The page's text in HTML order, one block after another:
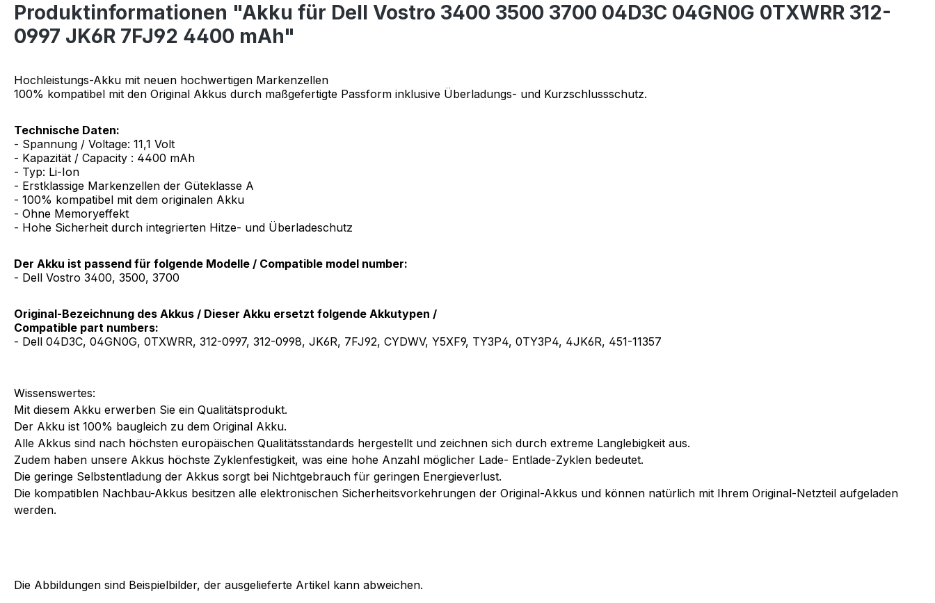
Produktinformationen "Akku für Dell Vostro 3400 3500 3700 04D3C 04GN0G 0TXWRR 312-
0997 JK6R 7FJ92 4400 mAh"
Hochleistungs-Akku mit neuen hochwertigen Markenzellen
100% kompatibel mit den Original Akkus durch maßgefertigte Passform inklusive Überladungs- und Kurzschlussschutz.
Technische Daten:
- Spannung / Voltage: 11,1 Volt
- Kapazität / Capacity : 4400 mAh
- Typ: Li-Ion
- Erstklassige Markenzellen der Güteklasse A
- 100% kompatibel mit dem originalen Akku
- Ohne Memoryeffekt
- Hohe Sicherheit durch integrierten Hitze- und Überladeschutz
Der Akku ist passend für folgende Modelle / Compatible model number:
- Dell Vostro 3400, 3500, 3700
Original-Bezeichnung des Akkus / Dieser Akku ersetzt folgende Akkutypen /
Compatible part numbers:
- Dell 04D3C, 04GN0G, 0TXWRR, 312-0997, 312-0998, JK6R, 7FJ92, CYDWV, Y5XF9, TY3P4, 0TY3P4, 4JK6R, 451-11357
Wissenswertes:
Mit diesem Akku erwerben Sie ein Qualitätsprodukt.
Der Akku ist 100% baugleich zu dem Original Akku.
Alle Akkus sind nach höchsten europäischen Qualitätsstandards hergestellt und zeichnen sich durch extreme Langlebigkeit aus.
Zudem haben unsere Akkus höchste Zyklenfestigkeit, was eine hohe Anzahl möglicher Lade- Entlade-Zyklen bedeutet.
Die geringe Selbstentladung der Akkus sorgt bei Nichtgebrauch für geringen Energieverlust.
Die kompatiblen Nachbau-Akkus besitzen alle elektronischen Sicherheitsvorkehrungen der Original-Akkus und können natürlich mit Ihrem Original-Netzteil aufgeladen
werden.
Die Abbildungen sind Beispielbilder, der ausgelieferte Artikel kann abweichen.